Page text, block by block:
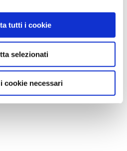
tutti i cookie
selezionati
cookie necessari